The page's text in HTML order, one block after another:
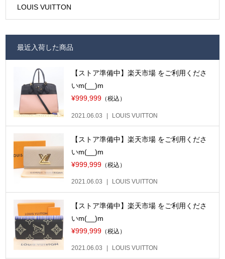
LOUIS VUITTON
最近入荷した商品
【ストア準備中】楽天市場 をご利用くださ
いm(__)m
¥999,999 （税込）
2021.06.03 LOUIS VUITTON
【ストア準備中】楽天市場 をご利用くださ
いm(__)m
¥999,999 （税込）
2021.06.03 LOUIS VUITTON
【ストア準備中】楽天市場 をご利用くださ
いm(__)m
¥999,999 （税込）
2021.06.03 LOUIS VUITTON